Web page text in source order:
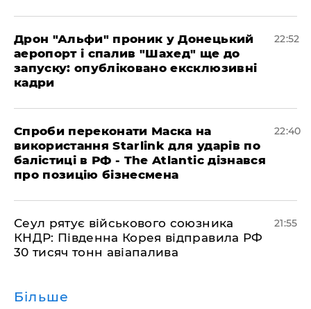
​Дрон "Альфи" проник у Донецький
аеропорт і спалив "Шахед" ще до
запуску: опубліковано ексклюзивні
кадри
22:52
​Спроби переконати Маска на
використання Starlink для ударів по
балістиці в РФ - The Atlantic дізнався
про позицію бізнесмена
22:40
​Сеул рятує військового союзника
КНДР: Південна Корея відправила РФ
30 тисяч тонн авіапалива
21:55
Більше